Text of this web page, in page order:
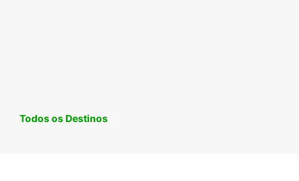
Todos os Destinos